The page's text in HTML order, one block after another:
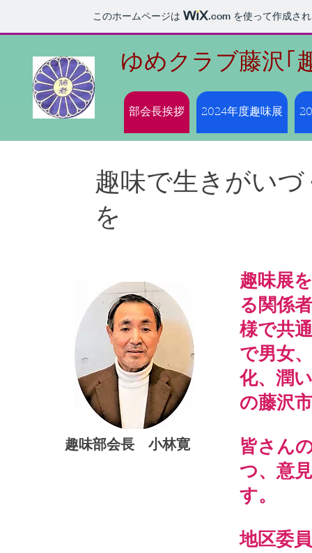
このホームページは .com を使って作成さ
ゆめクラブ藤沢｢
部会長挨拶 2024年度趣味展
趣味で生きがいづ
を
趣味部会長 小林寛
趣味展
る関係
様で共
で男女
化、潤
の藤沢
皆さん
つ、意
す。
地区委